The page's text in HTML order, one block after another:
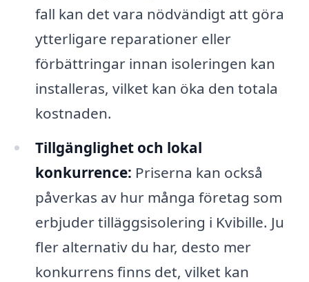
fall kan det vara nödvändigt att göra
ytterligare reparationer eller
förbättringar innan isoleringen kan
installeras, vilket kan öka den totala
kostnaden.
Tillgänglighet och lokal
konkurrence: Priserna kan också
påverkas av hur många företag som
erbjuder tilläggsisolering i Kvibille. Ju
fler alternativ du har, desto mer
konkurrens finns det, vilket kan